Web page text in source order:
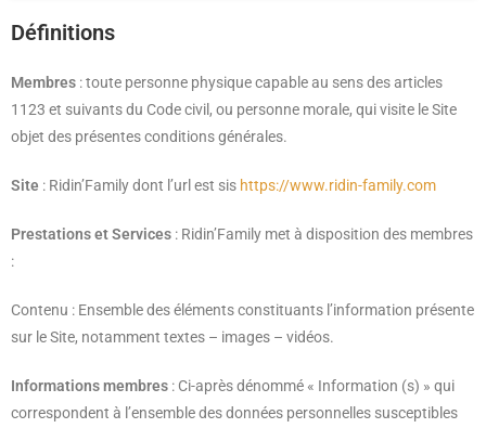
Définitions
Membres : toute personne physique capable au sens des articles
1123 et suivants du Code civil, ou personne morale, qui visite le Site
objet des présentes conditions générales.
Site : Ridin’Family dont l’url est sis https://www.ridin-family.com
Prestations et Services : Ridin’Family met à disposition des membres
:
Contenu : Ensemble des éléments constituants l’information présente
sur le Site, notamment textes – images – vidéos.
Informations membres : Ci-après dénommé « Information (s) » qui
correspondent à l’ensemble des données personnelles susceptibles